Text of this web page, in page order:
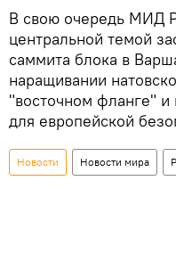
В свою очередь МИД
центральной темой
саммита блока в
наращивании
"восточном фланге" и
для европейской
Новости Новости мира